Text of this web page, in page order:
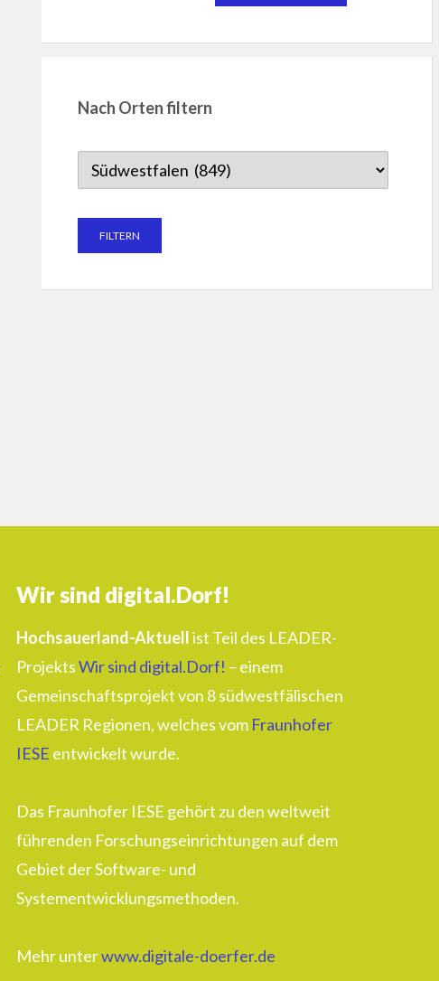
Nach Orten filtern
Wir sind digital.Dorf!
Hochsauerland-Aktuellist Teil des LEADER-
ProjektsWir sind digital.Dorf! – einem
Gemeinschaftsprojekt von 8 südwestfälischen
LEADER Regionen, welches vom Fraunhofer
IESE entwickelt wurde.
Das Fraunhofer IESE gehört zu den weltweit
führenden Forschungseinrichtungen auf dem
Gebiet der Software- und
Systementwicklungsmethoden.
Mehr unterwww.digitale-doerfer.de